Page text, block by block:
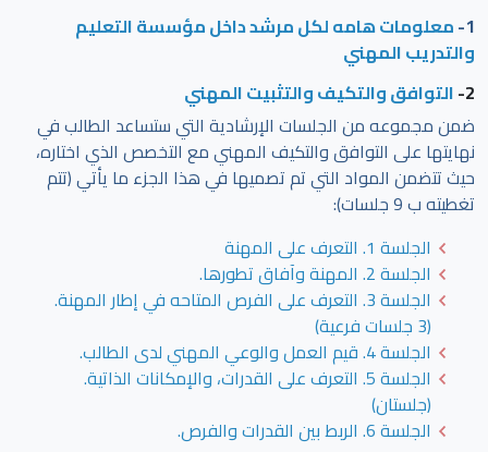
1- معلومات هامه لكل مرشد داخل مؤسسة التعليم
والتدريب المهني
2- التوافق والتكيف والتثبيت المهني
ضمن مجموعه من الجلسات الإرشادية التي ستساعد الطالب في
نهايتها على التوافق والتكيف المهني مع التخصص الذي اختاره،
حيث تتضمن المواد التي تم تصميها في هذا الجزء ما يأتي (تتم
تغطيته ب 9 جلسات):
الجلسة 1. التعرف على المهنة
الجلسة 2. المهنة وآفاق تطورها.
الجلسة 3. التعرف على الفرص المتاحه في إطار المهنة.
(3 جلسات فرعية)
الجلسة 4. قيم العمل والوعي المهني لدى الطالب.
الجلسة 5. التعرف على القدرات، والإمكانات الذاتية.
(جلستان)
الجلسة 6. الربط بين القدرات والفرص.